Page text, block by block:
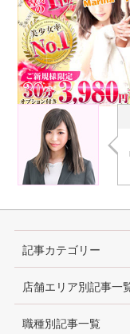
記事カテゴリー
店舗エリア別記事一
職種別記事一覧